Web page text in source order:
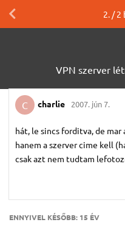
VPN szerver
2. /2
C charlie 2007. jún 7.
hát, le sincs forditva, de mar
hanem a szerver cime kell
csak azt nem tudtam
ENNYIVEL KÉSŐBB: 15 ÉV